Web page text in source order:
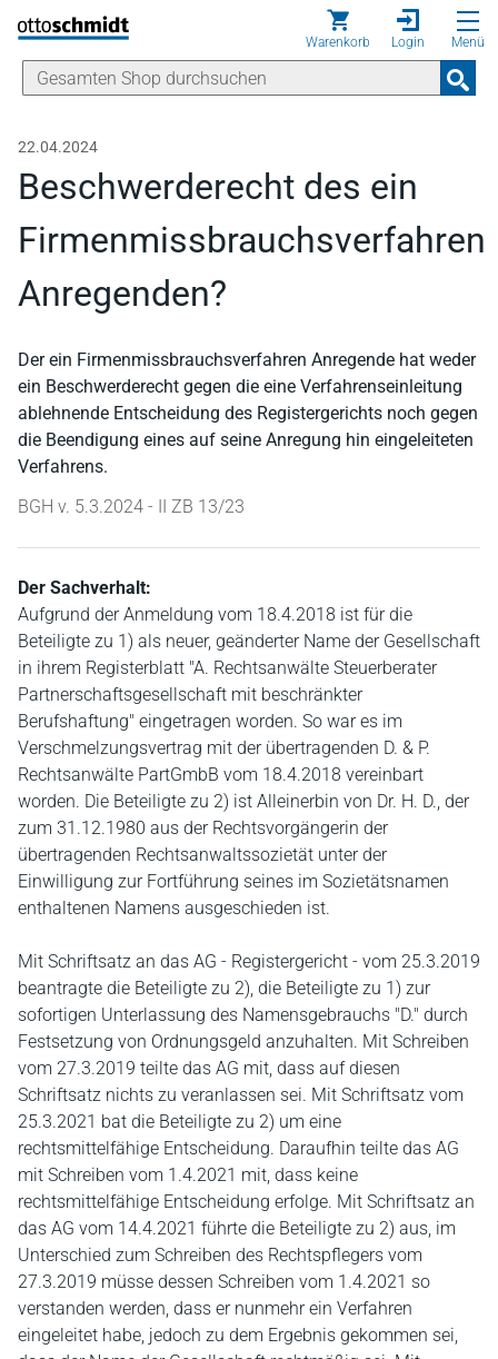
Direkt zum Inhalt
Warenkorb Login Menü
22.04.2024
Beschwerderecht des ein
Firmenmissbrauchsverfahren
Anregenden?
Der ein Firmenmissbrauchsverfahren Anregende hat weder
ein Beschwerderecht gegen die eine Verfahrenseinleitung
ablehnende Entscheidung des Registergerichts noch gegen
die Beendigung eines auf seine Anregung hin eingeleiteten
Verfahrens.
BGH v. 5.3.2024 - II ZB 13/23
Der Sachverhalt:
Aufgrund der Anmeldung vom 18.4.2018 ist für die
Beteiligte zu 1) als neuer, geänderter Name der Gesellschaft
in ihrem Registerblatt "A. Rechtsanwälte Steuerberater
Partnerschaftsgesellschaft mit beschränkter
Berufshaftung" eingetragen worden. So war es im
Verschmelzungsvertrag mit der übertragenden D. & P.
Rechtsanwälte PartGmbB vom 18.4.2018 vereinbart
worden. Die Beteiligte zu 2) ist Alleinerbin von Dr. H. D., der
zum 31.12.1980 aus der Rechtsvorgängerin der
übertragenden Rechtsanwaltssozietät unter der
Einwilligung zur Fortführung seines im Sozietätsnamen
enthaltenen Namens ausgeschieden ist.
Mit Schriftsatz an das AG - Registergericht - vom 25.3.2019
beantragte die Beteiligte zu 2), die Beteiligte zu 1) zur
sofortigen Unterlassung des Namensgebrauchs "D." durch
Festsetzung von Ordnungsgeld anzuhalten. Mit Schreiben
vom 27.3.2019 teilte das AG mit, dass auf diesen
Schriftsatz nichts zu veranlassen sei. Mit Schriftsatz vom
25.3.2021 bat die Beteiligte zu 2) um eine
rechtsmittelfähige Entscheidung. Daraufhin teilte das AG
mit Schreiben vom 1.4.2021 mit, dass keine
rechtsmittelfähige Entscheidung erfolge. Mit Schriftsatz an
das AG vom 14.4.2021 führte die Beteiligte zu 2) aus, im
Unterschied zum Schreiben des Rechtspflegers vom
27.3.2019 müsse dessen Schreiben vom 1.4.2021 so
verstanden werden, dass er nunmehr ein Verfahren
eingeleitet habe, jedoch zu dem Ergebnis gekommen sei,